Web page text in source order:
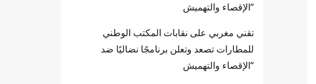
“الإقصاء والتهميش
تقني مغربي على نقابات المكتب الوطني
للمطارات تصعد وتعلن برنامجًا نضاليًا ضد
“الإقصاء والتهميش